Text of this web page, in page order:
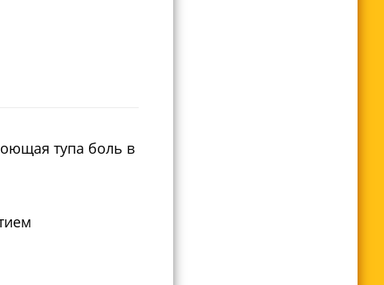
тупа боль в